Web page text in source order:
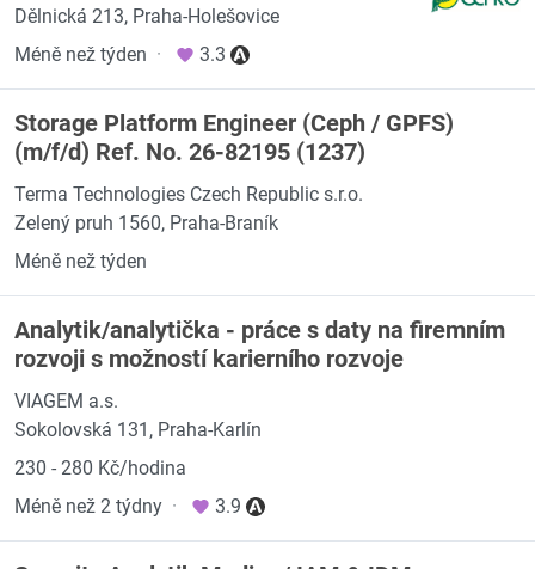
Dělnická 213, Praha-Holešovice
Méně než týden · 3.3
Storage Platform Engineer (Ceph / GPFS)
(m/f/d) Ref. No. 26-82195 (1237)
Terma Technologies Czech Republic s.r.o.
Zelený pruh 1560, Praha-Braník
Méně než týden
Analytik/analytička - práce s daty na firemním
rozvoji s možností karierního rozvoje
VIAGEM a.s.
Sokolovská 131, Praha-Karlín
230 - 280 Kč/hodina
Méně než 2 týdny · 3.9